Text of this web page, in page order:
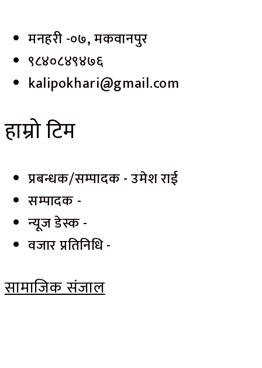
मनहरी -०७, मकवानपुर
९८४०८४९४७६
kalipokhari@gmail.com
हाम्रो टिम
प्रबन्धक/सम्पादक - उमेश राई
सम्पादक -
न्यूज डेस्क -
वजार प्रतिनिधि -
सामाजिक संजाल